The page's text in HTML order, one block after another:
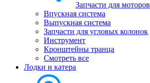
Запчасти для моторов
Впускная система
Выпускная система
Запчасти для угловых колонок
Инструмент
Кронштейны транца
Смотреть все
Лодки и катера